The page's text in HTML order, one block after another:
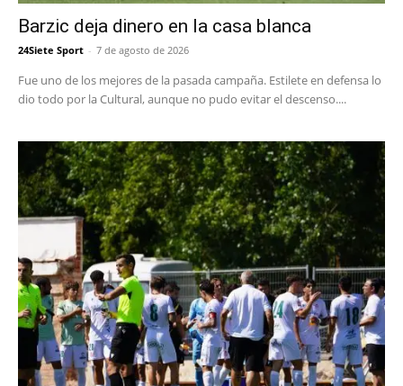
Barzic deja dinero en la casa blanca
24Siete Sport - 7 de agosto de 2026
Fue uno de los mejores de la pasada campaña. Estilete en defensa lo
dio todo por la Cultural, aunque no pudo evitar el descenso....